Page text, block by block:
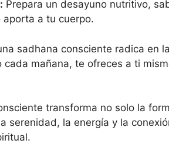
Prepara un desayuno nutritivo,
aporta a tu cuerpo.
sadhana consciente radica en
mañana, te ofreces a ti
transforma no solo la
serenidad, la energía y la